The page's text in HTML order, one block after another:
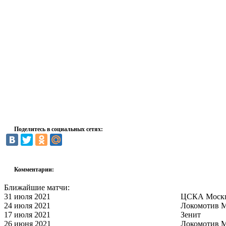
Поделитесь в социальных сетях:
Комментарии:
Ближайшие матчи:
31 июля 2021
ЦСКА
24 июля 2021
Локомотив
17 июля 2021
Зенит
26 июня 2021
Локомотив